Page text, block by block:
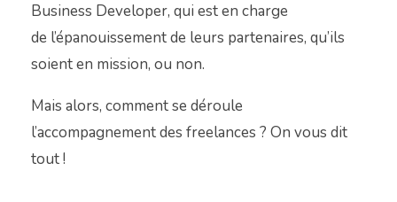
Business Developer, qui est en charge
de l’épanouissement de leurs partenaires, qu’ils
soient en mission, ou non.
Mais alors, comment se déroule
l’accompagnement des freelances ? On vous dit
tout !